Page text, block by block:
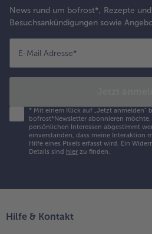
News rund um bofrost*, Rezepte
Besuchsankündigungen sowie
E-Mail Adresse*
* Mit einem Klick auf „Jetzt anmelden"
bofrost*Newsletter abonnieren
persönlichen Interessen abgestimmt
einverstanden, dass meine Interaktion
Hilfe eines Pixels erfasst wird. Ein
Details sind hier zu finden.
Hilfe & Kontakt